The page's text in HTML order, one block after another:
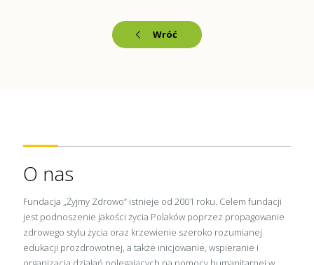
Wróć
O nas
Fundacja „Żyjmy Zdrowo” istnieje od 2001 roku. Celem fundacji
jest podnoszenie jakości życia Polaków poprzez propagowanie
zdrowego stylu życia oraz krzewienie szeroko rozumianej
edukacji prozdrowotnej, a także inicjowanie, wspieranie i